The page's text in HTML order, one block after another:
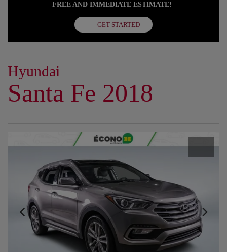
FREE AND IMMEDIATE ESTIMATE!
GET STARTED
Hyundai
Santa Fe 2018